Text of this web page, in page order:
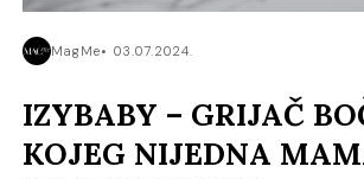
MagMe 03.07.2024.
IZYBABY – GRIJAČ
KOJEG NIJEDNA